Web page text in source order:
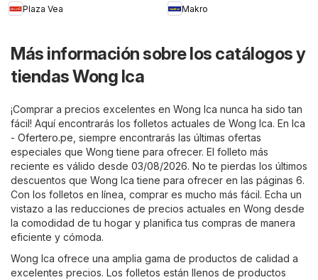
Plaza Vea
Makro
Más información sobre los catálogos y
tiendas Wong Ica
¡Comprar a precios excelentes en Wong Ica nunca ha sido tan
fácil! Aquí encontrarás los folletos actuales de Wong Ica. En Ica
- Ofertero.pe , siempre encontrarás las últimas ofertas
especiales que Wong tiene para ofrecer. El folleto más
reciente es válido desde 03/08/2026. No te pierdas los últimos
descuentos que Wong Ica tiene para ofrecer en las páginas 6.
Con los folletos en línea, comprar es mucho más fácil. Echa un
vistazo a las reducciones de precios actuales en Wong desde
la comodidad de tu hogar y planifica tus compras de manera
eficiente y cómoda.
Wong Ica ofrece una amplia gama de productos de calidad a
excelentes precios. Los folletos están llenos de productos